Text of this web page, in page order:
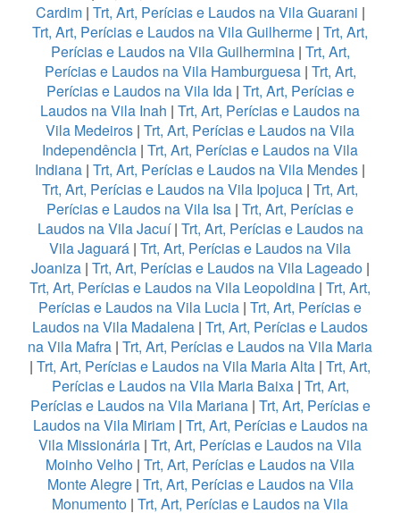
Cardim| Trt, Art, Perícias e Laudos na Vila Guarani |
Trt, Art, Perícias e Laudos na Vila Guilherme | Trt, Art,
Perícias e Laudos na Vila Guilhermina| Trt, Art,
Perícias e Laudos na Vila Hamburguesa| Trt, Art,
Perícias e Laudos na Vila Ida| Trt, Art, Perícias e
Laudos na Vila Inah | Trt, Art, Perícias e Laudos na
Vila Medeiros | Trt, Art, Perícias e Laudos na Vila
Independência | Trt, Art, Perícias e Laudos na Vila
Indiana | Trt, Art, Perícias e Laudos na Vila Mendes |
Trt, Art, Perícias e Laudos na Vila Ipojuca | Trt, Art,
Perícias e Laudos na Vila Isa | Trt, Art, Perícias e
Laudos na Vila Jacuí| Trt, Art, Perícias e Laudos na
Vila Jaguará | Trt, Art, Perícias e Laudos na Vila
Joaniza| Trt, Art, Perícias e Laudos na Vila Lageado|
Trt, Art, Perícias e Laudos na Vila Leopoldina | Trt, Art,
Perícias e Laudos na Vila Lucia | Trt, Art, Perícias e
Laudos na Vila Madalena | Trt, Art, Perícias e Laudos
na Vila Mafra | Trt, Art, Perícias e Laudos na Vila Maria
| Trt, Art, Perícias e Laudos na Vila Maria Alta | Trt, Art,
Perícias e Laudos na Vila Maria Baixa| Trt, Art,
Perícias e Laudos na Vila Mariana| Trt, Art, Perícias e
Laudos na Vila Miriam| Trt, Art, Perícias e Laudos na
Vila Missionária | Trt, Art, Perícias e Laudos na Vila
Moinho Velho | Trt, Art, Perícias e Laudos na Vila
Monte Alegre| Trt, Art, Perícias e Laudos na Vila
Monumento | Trt, Art, Perícias e Laudos na Vila